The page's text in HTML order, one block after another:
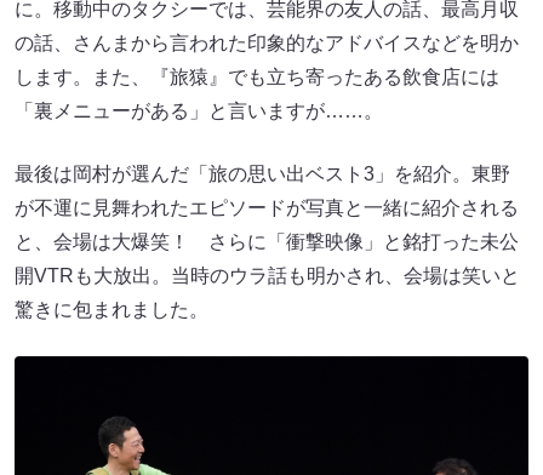
に。移動中のタクシーでは、芸能界の友人の話、最高月収
の話、さんまから言われた印象的なアドバイスなどを明か
します。また、『旅猿』でも立ち寄ったある飲食店には
「裏メニューがある」と言いますが……。
最後は岡村が選んだ「旅の思い出ベスト3」を紹介。東野
が不運に見舞われたエピソードが写真と一緒に紹介される
と、会場は大爆笑！ さらに「衝撃映像」と銘打った未公
開VTRも大放出。当時のウラ話も明かされ、会場は笑いと
驚きに包まれました。